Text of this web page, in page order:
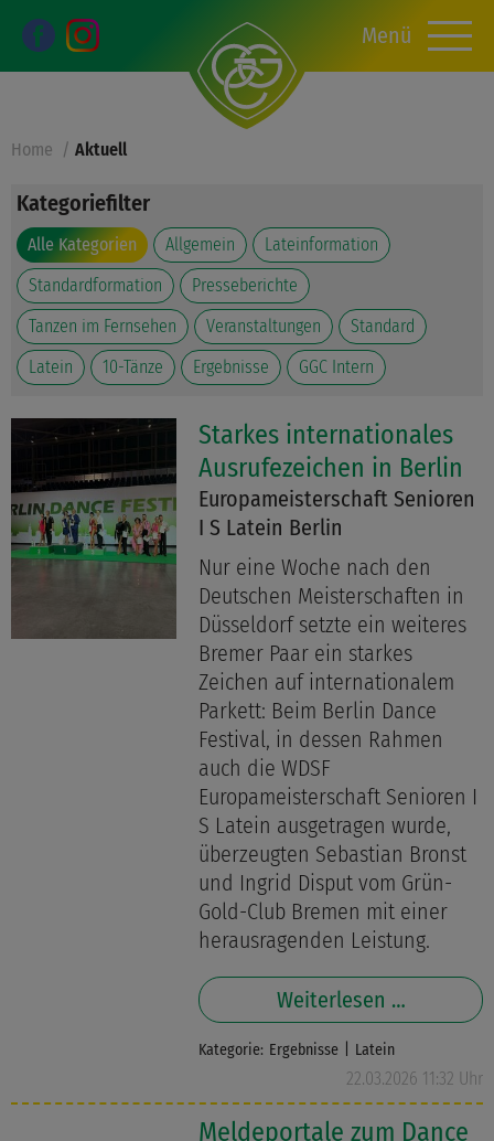
Home Aktuell
Kategoriefilter
Alle Kategorien Allgemein
Lateinformation
Standardformation
Presseberichte
Tanzen im Fernsehen
Veranstaltungen
Standard
Latein
10-Tänze Ergebnisse GGC Intern
Starkes internationales
Ausrufezeichen in Berlin
Europameisterschaft Senioren
I S Latein Berlin
Nur eine Woche nach den
Deutschen Meisterschaften in
Düsseldorf setzte ein weiteres
Bremer Paar ein starkes
Zeichen auf internationalem
Parkett: Beim Berlin Dance
Festival, in dessen Rahmen
auch die WDSF
Europameisterschaft Senioren I
S Latein ausgetragen wurde,
überzeugten Sebastian Bronst
und Ingrid Disput vom Grün-
Gold-Club Bremen mit einer
herausragenden Leistung.
Weiterlesen …
Kategorie: Ergebnisse Latein
22.03.2026 11:32 Uhr
Meldeportale zum Dance
Menü